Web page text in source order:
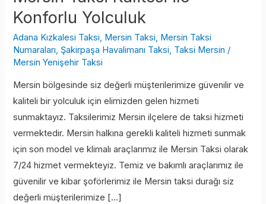
Konforlu Yolculuk
Adana Kızkalesi Taksi, Mersin Taksi, Mersin Taksi
Numaraları, Şakirpaşa Havalimanı Taksi, Taksi Mersin /
Mersin Yenişehir Taksi
Mersin bölgesinde siz değerli müşterilerimize güvenilir ve
kaliteli bir yolculuk için elimizden gelen hizmeti
sunmaktayız. Taksilerimiz Mersin ilçelere de taksi hizmeti
vermektedir. Mersin halkına gerekli kaliteli hizmeti sunmak
için son model ve klimalı araçlarımız ile Mersin Taksi olarak
7/24 hizmet vermekteyiz. Temiz ve bakımlı araçlarımız ile
güvenilir ve kibar şoförlerimiz ile Mersin taksi durağı siz
değerli müşterilerimize […]
Yolculuk